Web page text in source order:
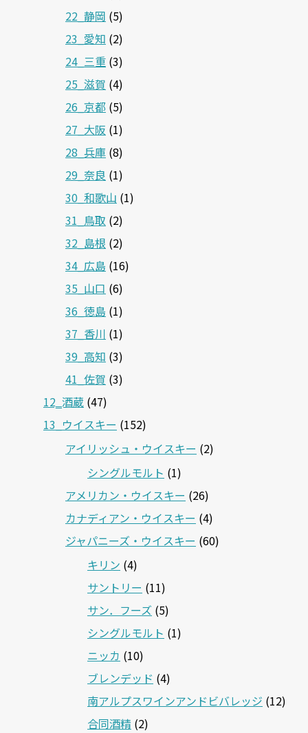
22_静岡 (5)
23_愛知 (2)
24_三重 (3)
25_滋賀 (4)
26_京都 (5)
27_大阪 (1)
28_兵庫 (8)
29_奈良 (1)
30_和歌山 (1)
31_鳥取 (2)
32_島根 (2)
34_広島 (16)
35_山口 (6)
36_徳島 (1)
37_香川 (1)
39_高知 (3)
41_佐賀 (3)
12‗酒蔵 (47)
13_ウイスキー (152)
アイリッシュ・ウイスキー (2)
シングルモルト (1)
アメリカン・ウイスキー (26)
カナディアン・ウイスキー (4)
ジャパニーズ・ウイスキー (60)
キリン (4)
サントリー (11)
サン．フーズ (5)
シングルモルト (1)
ニッカ (10)
ブレンデッド (4)
南アルプスワインアンドビバレッジ (12)
合同酒精 (2)